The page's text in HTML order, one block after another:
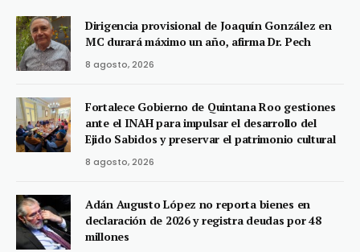
Dirigencia provisional de Joaquín González en
MC durará máximo un año, afirma Dr. Pech
8 agosto, 2026
Fortalece Gobierno de Quintana Roo gestiones
ante el INAH para impulsar el desarrollo del
Ejido Sabidos y preservar el patrimonio cultural
8 agosto, 2026
Adán Augusto López no reporta bienes en
declaración de 2026 y registra deudas por 48
millones